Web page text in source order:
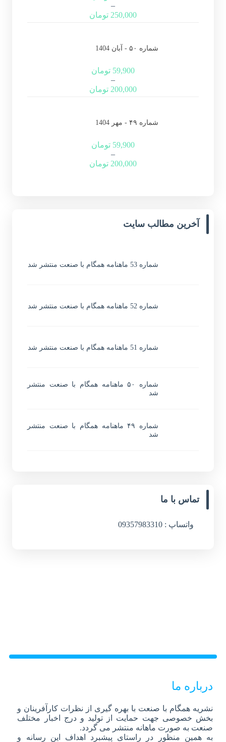
–
250,000 تومان
شماره ۵۰ - آبان 1404
59,900 تومان
–
200,000 تومان
شماره ۴۹ - مهر 1404
59,900 تومان
–
200,000 تومان
آخرین مطالب سایت
شماره 53 ماهنامه همگام با صنعت منتشر شد
شماره 52 ماهنامه همگام با صنعت منتشر شد
شماره 51 ماهنامه همگام با صنعت منتشر شد
شماره ۵۰ ماهنامه همگام با صنعت منتشر
شد
شماره ۴۹ ماهنامه همگام با صنعت منتشر
شد
تماس با ما
واتساپ : 09357983310
درباره ما
نشریه همگام با صنعت با بهره گیری از نظرات کارآفرینان و
بخش خصوصی جهت حمایت از تولید و درج اخبار مختلف
صنعت به صورت ماهانه منتشر می گردد.
به همین منظور در راستای پیشبرد اهداف این رسانه و